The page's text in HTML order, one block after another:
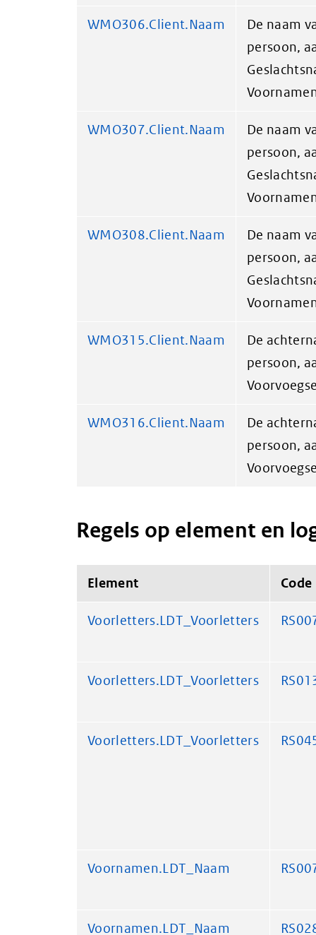
WMO306.Client.Naam
De naam
persoon,
WMO307.Client.Naam
De naam
persoon,
WMO308.Client.Naam
De naam
persoon,
WMO315.Client.Naam
De
persoon,
WMO316.Client.Naam
De
persoon,
Regels op element en
Element Code
Voorletters.LDT_Voorletters
Voorletters.LDT_Voorletters
Voorletters.LDT_Voorletters
Voornamen.LDT_Naam
Voornamen.LDT_Naam